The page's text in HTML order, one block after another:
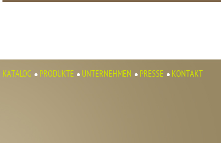
KATALOG PRODUKTE UNTERNEHMEN PRESSE KONTAKT